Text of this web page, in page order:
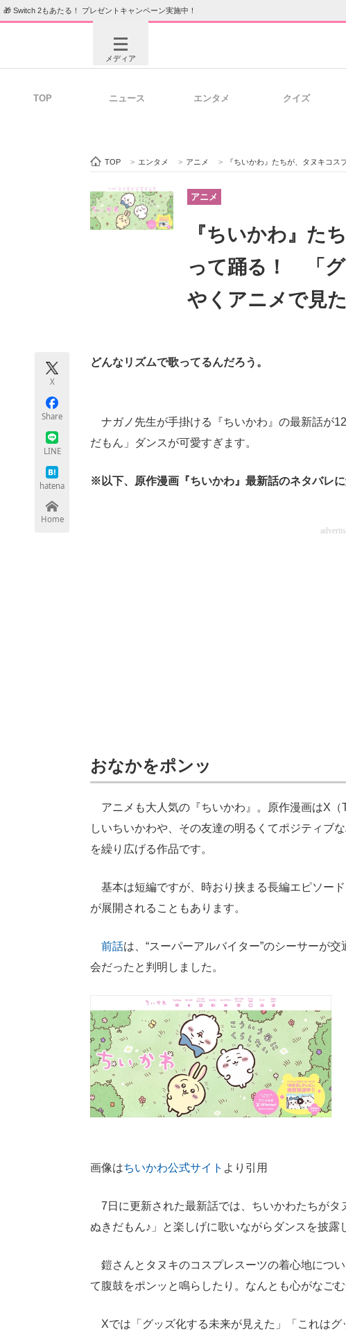
🎁 Switch 2もあたる！ プレゼントキャンペーン実施中！
メディア
ビジネスと働き方のヒント
TOP ニュース エンタメ クイズ
TOP > エンタメ > アニメ > 『ちいかわ』たちが、タヌキコスプレ
アニメ
『ちいかわ』た
って踊る！ 「グ
やくアニメで見
X
Share
LINE
hatena
Home
どんなリズムで歌ってるんだろう。
ナガノ先生が手掛ける『ちいかわ』の最新話が
だもん」ダンスが可愛すぎます。
※以下、原作漫画『ちいかわ』最新話のネタバレ
おなかをポンッ
アニメも大人気の『ちいかわ』。原作漫画はX
しいちいかわや、その友達の明るくてポジティブ
を繰り広げる作品です。
基本は短編ですが、時おり挟まる長編エピソー
が展開されることもあります。
前話は、“スーパーアルバイター”のシーサーが
会だったと判明しました。
画像はちいかわ公式サイト より引用
7日に更新された最新話では、ちいかわたちが
ぬきだもん♪」と楽しげに歌いながらダンスを披露
鎧さんとタヌキのコスプレスーツの着心地につ
て腹鼓をポンッと鳴らしたり。なんとも心がなごむ
Xでは「グッズ化する未来が見えた」「これは